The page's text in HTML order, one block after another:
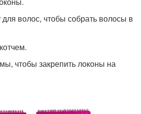
для волос, чтобы собрать волосы в
чтобы закрепить локоны на